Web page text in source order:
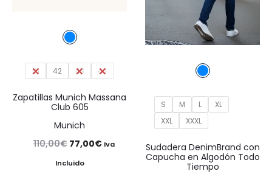
41 42 43 44
Zapatillas Munich Massana
Club 605
Munich
110,00€ El
precio
77,00€ElIva
Incluido
S M L
XL
XXL
XXXL
Sudadera DenimBrand con
Capucha en Algodón Todo
Tiempo